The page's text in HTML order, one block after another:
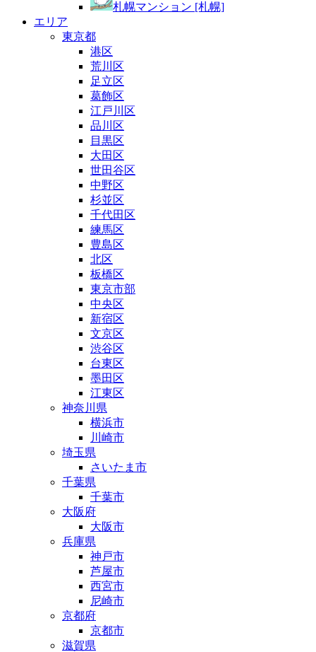
札幌マンション [札幌]
エリア
東京都
港区
荒川区
足立区
葛飾区
江戸川区
品川区
目黒区
大田区
世田谷区
中野区
杉並区
千代田区
練馬区
豊島区
北区
板橋区
東京市部
中央区
新宿区
文京区
渋谷区
台東区
墨田区
江東区
神奈川県
横浜市
川崎市
埼玉県
さいたま市
千葉県
千葉市
大阪府
大阪市
兵庫県
神戸市
芦屋市
西宮市
尼崎市
京都府
京都市
滋賀県